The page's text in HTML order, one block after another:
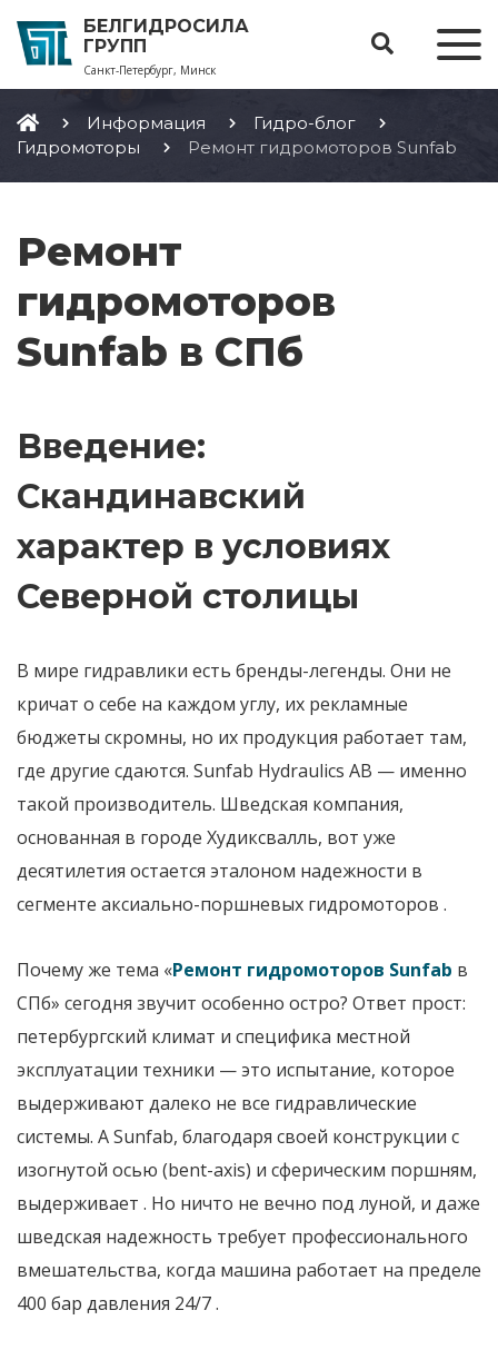
БЕЛГИДРОСИЛА
ГРУПП
Санкт-Петербург, Минск
Информация
Гидро-блог
Гидромоторы
Ремонт гидромоторов Sunfab
Ремонт
гидромоторов
Sunfab в СПб
Введение:
Скандинавский
характер в условиях
Северной столицы
В мире гидравлики есть бренды-легенды. Они не
кричат о себе на каждом углу, их рекламные
бюджеты скромны, но их продукция работает там,
где другие сдаются. Sunfab Hydraulics AB — именно
такой производитель. Шведская компания,
основанная в городе Худиксвалль, вот уже
десятилетия остается эталоном надежности в
сегменте аксиально-поршневых гидромоторов .
Почему же тема «Ремонт гидромоторов Sunfab в
СПб» сегодня звучит особенно остро? Ответ прост:
петербургский климат и специфика местной
эксплуатации техники — это испытание, которое
выдерживают далеко не все гидравлические
системы. А Sunfab, благодаря своей конструкции с
изогнутой осью (bent-axis) и сферическим поршням,
выдерживает . Но ничто не вечно под луной, и даже
шведская надежность требует профессионального
вмешательства, когда машина работает на пределе
400 бар давления 24/7.